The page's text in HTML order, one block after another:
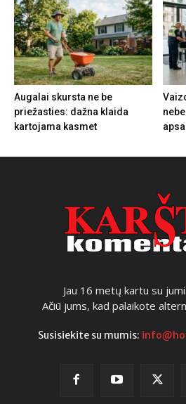
Augalai skursta ne be
priežasties: dažna klaida
kartojama kasmet
Jau 16 metų kartu su
Ačiū jums, kad palaikote
Susisiekite su mumis: